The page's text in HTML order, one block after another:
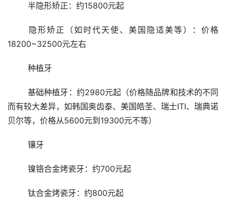
	半隐形矫正：约15800元起
18200~32500元左右
	种植牙
	基础种植牙：约2980元起（价格随品牌和技术的不同
而有较大差异，如韩国奥齿泰、美国皓圣、瑞士ITI、瑞典诺
贝尔等，价格从5600元到19300元不等）
	镶牙
	镍铬合金烤瓷牙：约700元起
	钛合金烤瓷牙：约800元起